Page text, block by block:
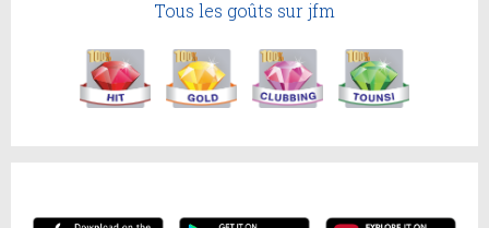
Tous les goûts sur jfm